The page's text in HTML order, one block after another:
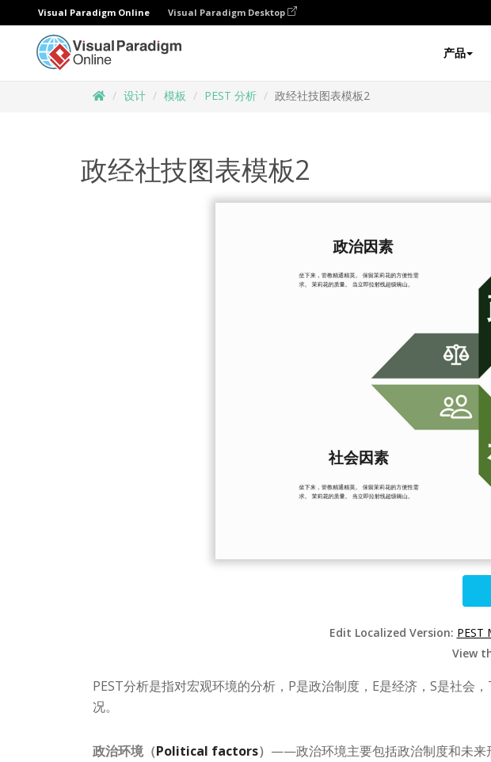
Visual Paradigm Online Visual Paradigm Desktop
产品
设计 模板 PEST 分析 政经社技图表模板2
政经社技图表模板2
Edit Localized Version: PEST
View
PEST分析是指对宏观环境的分析，P是政治制度，E是经济，S是社
况。
政治环境（Political factors） ——政治环境主要包括政治制度和未来